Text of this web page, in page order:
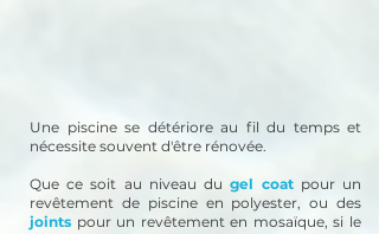
Une piscine se détériore au fil du temps et
nécessite souvent d'être rénovée.
Que ce soit au niveau dugel coatpour un
revêtement de piscine en polyester, ou des
joints pour un revêtement en mosaïque, si le